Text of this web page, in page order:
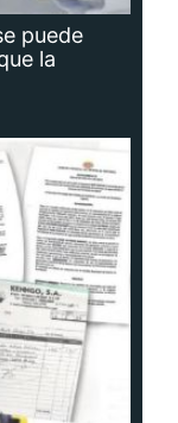
puede
la